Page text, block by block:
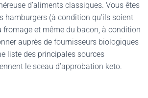
d’aliments classiques. Vous êtes
hamburgers (à condition qu’ils soient
fromage et même du bacon, à condition
auprès de fournisseurs biologiques
liste des principales sources
le sceau d’approbation keto.